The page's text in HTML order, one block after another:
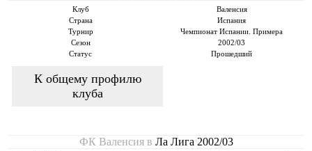
Клуб
Валенсия
Страна
Испания
Турнир
Чемпионат Испании. Примера
Сезон
2002/03
Статус
Прошедший
К общему профилю
клуба
ФК Валенсия в Ла Лига 2002/03